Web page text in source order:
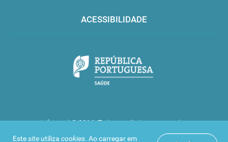
Estesite utiliza cookies. Ao carregar em
ACESSIBILIDADE
Infarmed © 2016. Todos os direitos reservados